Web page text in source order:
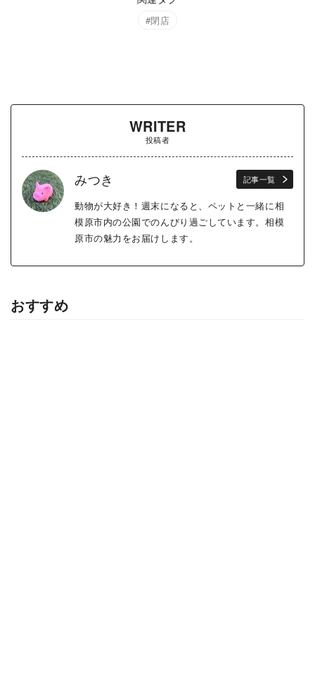
閉店
WRITER
投稿者
みつき 記事一覧
動物が大好き！週末になると、ペットと一緒に相
模原市内の公園でのんびり過ごしています。相模
原市の魅力をお届けします。
おすすめ